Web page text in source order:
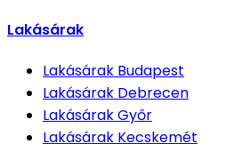
Lakásárak
Lakásárak Budapest
Lakásárak Debrecen
LakásárakGyőr
Lakásárak Kecskemét